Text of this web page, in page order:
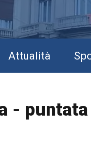
Attualità
- puntata